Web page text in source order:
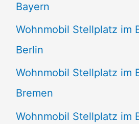
Bayern
Wohnmobil Stellplatz im
Berlin
Wohnmobil Stellplatz im
Bremen
Wohnmobil Stellplatz im